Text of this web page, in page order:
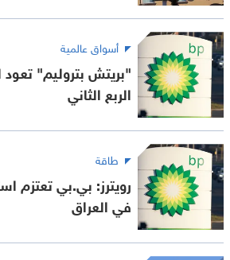
أسواق عالمية
"بريتش بتروليم"
الربع الثاني
طاقة
في العراق